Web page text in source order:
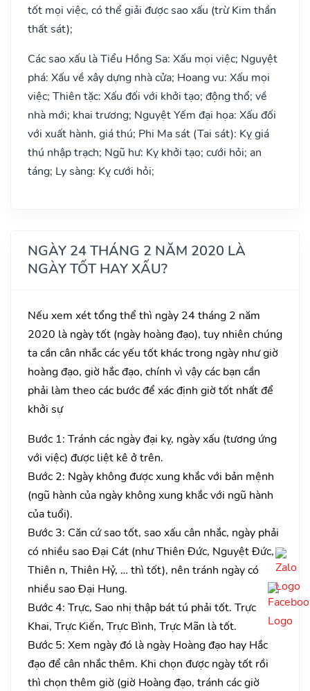
tốt mọi việc, có thể giải được sao xấu (trừ Kim thần
thất sát);
Các sao xấu là Tiểu Hồng Sa: Xấu mọi việc; Nguyệt
phá: Xấu về xây dựng nhà cửa; Hoang vu: Xấu mọi
việc; Thiên tặc: Xấu đối với khởi tạo; động thổ; về
nhà mới; khai trương; Nguyệt Yếm đại họa: Xấu đối
với xuất hành, giá thú; Phi Ma sát (Tai sát): Kỵ giá
thú nhập trạch; Ngũ hư: Kỵ khởi tạo; cưới hỏi; an
táng; Ly sàng: Kỵ cưới hỏi;
NGÀY 24 THÁNG 2 NĂM 2020 LÀ
NGÀY TỐT HAY XẤU?
Nếu xem xét tổng thể thì ngày 24 tháng 2 năm
2020 là ngày tốt (ngày hoàng đạo), tuy nhiên chúng
ta cần cân nhắc các yếu tốt khác trong ngày như giờ
hoàng đạo, giờ hắc đạo, chính vì vậy các bạn cần
phải làm theo các bước để xác định giờ tốt nhất để
khởi sự
Bước 1: Tránh các ngày đại kỵ, ngày xấu (tương ứng
với việc) được liệt kê ở trên.
Bước 2: Ngày không được xung khắc với bản mệnh
(ngũ hành của ngày không xung khắc với ngũ hành
của tuổi).
Bước 3: Căn cứ sao tốt, sao xấu cân nhắc, ngày phải
có nhiều sao Đại Cát (như Thiên Đức, Nguyệt Đức,
Thiên n, Thiên Hỷ, … thì tốt), nên tránh ngày có
nhiều sao Đại Hung.
Bước 4: Trực, Sao nhị thập bát tú phải tốt. Trực
Khai, Trực Kiến, Trực Bình, Trực Mãn là tốt.
Bước 5: Xem ngày đó là ngày Hoàng đạo hay Hắc
đạo để cân nhắc thêm. Khi chọn được ngày tốt rồi
thì chọn thêm giờ (giờ Hoàng đạo, tránh các giờ